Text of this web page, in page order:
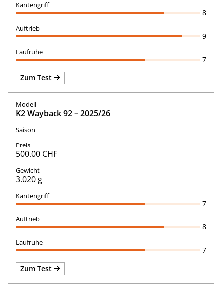
8
9
7
Zum Test
K2 Wayback 92 – 2025/26
500.00 CHF
3.020 g
7
8
7
Zum Test